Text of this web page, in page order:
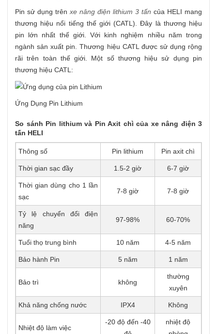
Pin sử dụng trên xe nâng điện lithium 3 tấn của HELI mang
thương hiệu nổi tiếng thế giới (CATL). Đây là thương hiệu
pin lớn nhất thế giới. Với kinh nghiệm nhiều năm trong
ngành sản xuất pin. Thương hiệu CATL được sử dụng rộng
rãi trên toàn thế giới. Một số thương hiệu sử dụng pin
thương hiệu CATL:
Ứng Dụng Pin Lithium
So sánh Pin lithium và Pin Axit chì của xe nâng điện 3
tấn HELI
Thông số Pin lithium Pin axit chì
Thời gian sạc đầy 1.5-2 giờ 6-7 giờ
Thời gian dùng cho 1 lần
sạc
7-8 giờ 7-8 giờ
Tỷ lệ chuyển đổi điện
năng
97-98% 60-70%
Tuổi thọ trung bình 10 năm 4-5 năm
Bảo hành Pin 5 năm 1 năm
Bảo trì không
thường
xuyên
Khả năng chống nước IPX4 Không
Nhiệt độ làm việc
-20 độ đến -40
nhiệt độ